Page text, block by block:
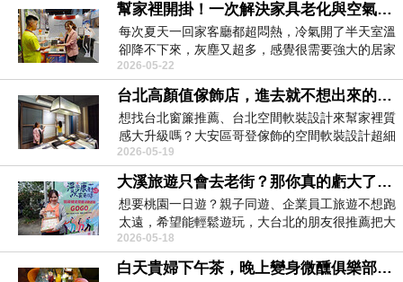
​幫家裡開掛！一次解決家具老化與空氣品質的困擾，太陽神極品隔熱膜+普特絲防霾紗窗
每次夏天一回家客廳都超悶熱，冷氣開了半天室溫
卻降不下來，灰塵又超多，感覺很需要強大的居家
隔熱膜跟防霾...
2026-05-22
台北高顏值傢飾店，進去就不想出來的哥登傢飾窗簾訂製 、空間軟裝，​專業量身訂做符合所有需求的客製化窗簾
想找台北窗簾推薦、台北空間軟裝設計來幫家裡質
感大升級嗎？大安區哥登傢飾的空間軟裝設計超細
膩，不僅能依...
2026-05-19
大溪旅遊只會去老街？那你真的虧大了！隱藏版有機聚落美到像國外！康莊休閒農業區慢活時光
想要桃園一日遊？親子同遊、企業員工旅遊不想跑
太遠，希望能輕鬆遊玩，大台北的朋友很推薦把大
溪區康莊休閒...
2026-05-18
白天貴婦下午茶，晚上變身微醺俱樂部的Ombré敦南旗艦店，超夢幻台北餐酒館推薦